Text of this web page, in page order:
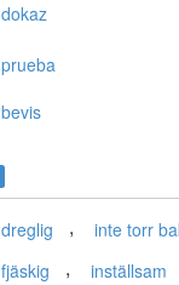
dokaz
prueba
bevis
dreglig , inte torr
fjäskig , inställsam